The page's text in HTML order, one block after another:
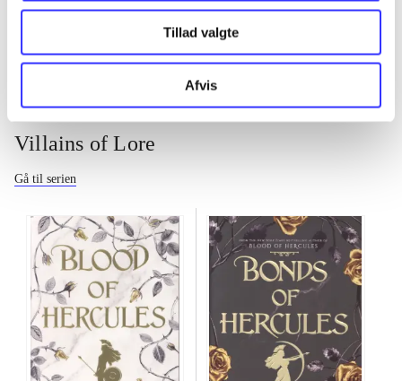
Tillad valgte
Afvis
...
Villains of Lore
Gå til serien